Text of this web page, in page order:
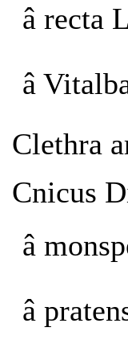
â recta
â
Clethra
Cnicus
â
â